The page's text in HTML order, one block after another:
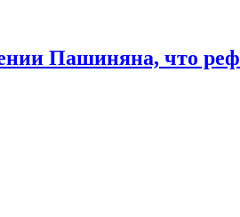
Пашиняна, что